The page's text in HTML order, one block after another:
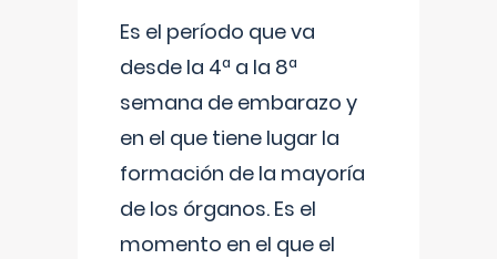
Es el período que va
desde la 4ª a la 8ª
semana de embarazo y
en el que tiene lugar la
formación de la mayoría
de los órganos. Es el
momento en el que el